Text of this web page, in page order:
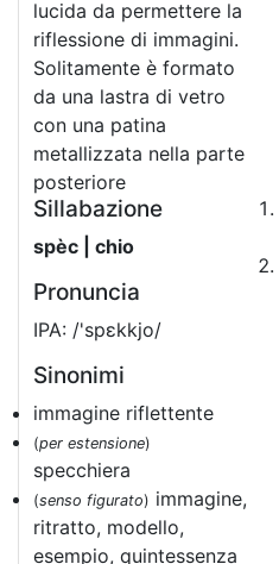
lucida da permettere la
riflessione di immagini.
Solitamente è formato
da una lastra di vetro
con una patina
metallizzata nella parte
posteriore
Sillabazione
spèc | chio
Pronuncia
IPA: /'spɛkkjo/
Sinonimi
immagine riflettente
(per estensione)
specchiera
(senso figurato) immagine,
ritratto, modello,
esempio, quintessenza